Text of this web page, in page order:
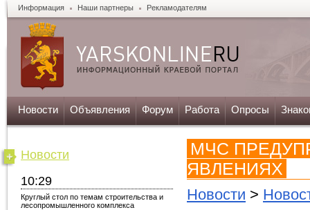
Информация Наши партнеры Рекламодателям
Новости Объявления Форум Работа Опросы
Новости
10:29
Круглый стол по темам строительства и
лесопромышленного комплекса
МЧС
ЯВЛЕНИЯХ
Новости >